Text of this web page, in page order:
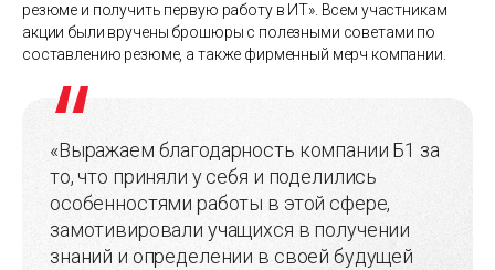
резюме и получить первую работу в ИТ». Всем участникам
акции были вручены брошюры с полезными советами по
составлению резюме, а также фирменный мерч компании.
«Выражаем благодарность компании Б1 за
то, что приняли у себя и поделились
особенностями работы в этой сфере,
замотивировали учащихся в получении
знаний и определении в своей будущей